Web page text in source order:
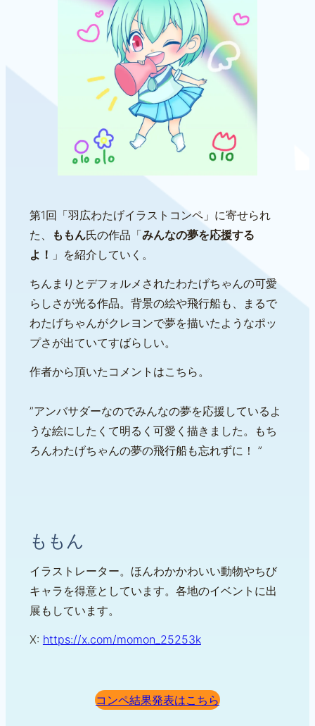
第1回「羽広わたげイラストコンペ」に寄せられ
た、
ももん氏の作品「みんなの夢を応援する
よ！ 」を紹介していく。
ちんまりとデフォルメされたわたげちゃんの可愛
らしさが光る作品。背景の絵や飛行船も、まるで
わたげちゃんがクレヨンで夢を描いたようなポッ
プさが出ていてすばらしい。
作者から頂いたコメントはこちら。
”アンバサダーなのでみんなの夢を応援しているよ
うな絵にしたくて明るく可愛く描きました。もち
ろんわたげちゃんの夢の飛行船も忘れずに！ ”
ももん
イラストレーター。ほんわかかわいい動物やちび
キャラを得意としています。各地のイベントに出
展もしています。
X: https://x.com/momon_25253k
コンペ結果発表はこちら